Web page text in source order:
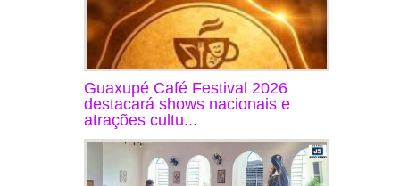
Guaxupé Café Festival 2026
destacará shows nacionais e
atrações cultu...